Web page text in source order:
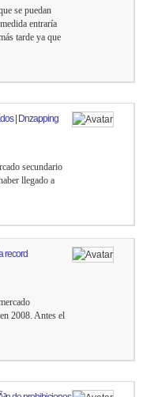
se puedan
entraría
tarde ya que
| Dnzapping
secundario
llegado a
record
2008. Antes el